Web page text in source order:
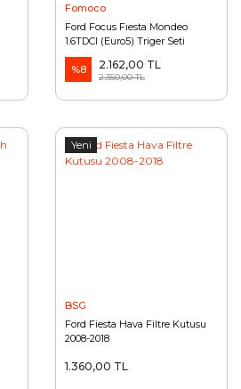
Fomoco
Ford Focus Fıesta Mondeo
1.6TDCI (Euro5) Triger Seti
Fomoco
%8
2.162,00 TL
2.350,00 TL
Yeni
BSG
Ford Fiesta Hava Filtre Kutusu
2008-2018
1.360,00 TL